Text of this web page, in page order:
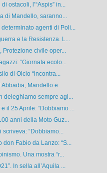
ostacoli, l’“Aspis” in...
di Mandello, saranno...
agenti di Poli...
e la Resistenza. L...
Protezione civile oper...
“Giornata ecolo...
di Olcio “incontra...
Abbadia, Mandello e...
deleghiamo sempre agl...
il 25 Aprile: “Dobbiamo ...
anni della Moto Guz...
scriveva: “Dobbiamo...
Fabio da Lanzo: “S...
Una mostra “r...
In sella all’Aquila ...